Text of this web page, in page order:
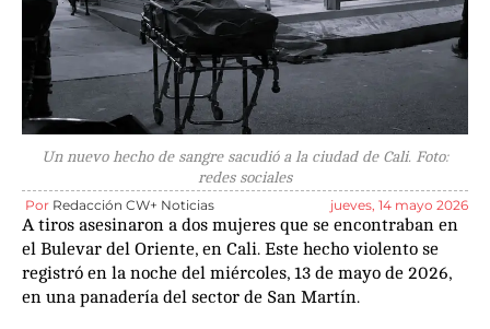
Un nuevo hecho de sangre sacudió a la ciudad de Cali. Foto:
redes sociales
Por Redacción CW+ Noticias jueves, 14 mayo 2026
A tiros asesinaron a dos mujeres que se encontraban en
el Bulevar del Oriente, en Cali. Este hecho violento se
registró en la noche del miércoles, 13 de mayo de 2026,
en una panadería del sector de San Martín.